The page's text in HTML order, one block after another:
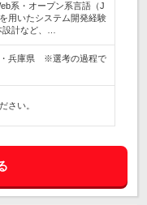
系・オープン系言語（J
用いたシステム開発経験
設計など、…
・兵庫県 ※選考の過程で
さい。